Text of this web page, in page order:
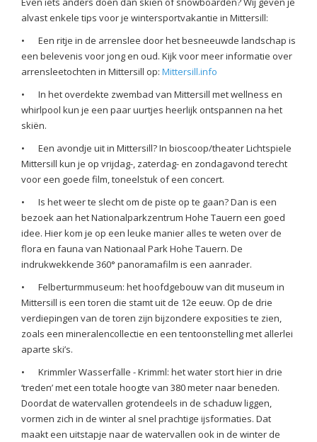
alvast enkele tips voor je wintersportvakantie in Mittersill:
•
Een ritje in de arrenslee door het besneeuwde landschap is
een belevenis voor jong en oud. Kijk voor meer informatie over
arrensleetochten in Mittersill op: Mittersill.info
•
In het overdekte zwembad van Mittersill met wellness en
whirlpool kun je een paar uurtjes heerlijk ontspannen na het
skiën.
•
Een avondje uit in Mittersill? In bioscoop/theater Lichtspiele
Mittersill kun je op vrijdag-, zaterdag- en zondagavond terecht
voor een goede film, toneelstuk of een concert.
•
Is het weer te slecht om de piste op te gaan? Dan is een
bezoek aan het Nationalparkzentrum Hohe Tauern een goed
idee. Hier kom je op een leuke manier alles te weten over de
flora en fauna van Nationaal Park Hohe Tauern. De
indrukwekkende 360° panoramafilm is een aanrader.
•
Felberturmmuseum: het hoofdgebouw van dit museum in
Mittersill is een toren die stamt uit de 12e eeuw. Op de drie
verdiepingen van de toren zijn bijzondere exposities te zien,
zoals een mineralencollectie en een tentoonstelling met allerlei
aparte ski’s.
•
Krimmler Wasserfälle - Krimml: het water stort hier in drie
‘treden’ met een totale hoogte van 380 meter naar beneden.
Doordat de watervallen grotendeels in de schaduw liggen,
vormen zich in de winter al snel prachtige ijsformaties. Dat
maakt een uitstapje naar de watervallen ook in de winter de